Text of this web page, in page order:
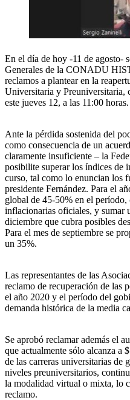
En el día de hoy -11 de agosto-
Generales de la CONADU
reclamos a plantear en la
Universitaria y Preuniversitaria,
este jueves 12, a las 11:00 horas.
Ante la pérdida sostenida del
como consecuencia de un
claramente insuficiente – la
posibilite superar los índices de
curso, tal como lo enuncian los
presidente Fernández. Para el
global de 45-50% en el período,
inflacionarias oficiales, y sumar
diciembre que cubra posibles
Para el mes de septiembre se
un 35%.
Las representantes de las
reclamo de recuperación de las
el año 2020 y el período del
demanda histórica de la media
Se aprobó reclamar además el
que actualmente sólo alcanza a
de las carreras universitarias de
niveles preuniversitarios,
la modalidad virtual o mixta, lo
reclamo.